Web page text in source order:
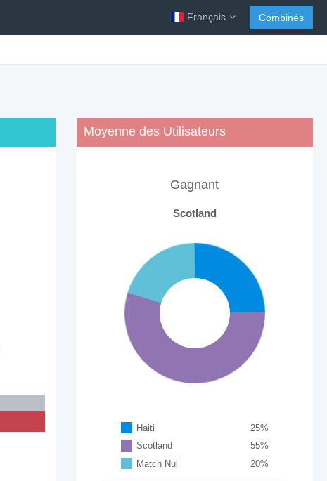
Français Combinés
Moyenne des Utilisateurs
Gagnant
Scotland
Haiti %
25
Scotland
%
55
Match Nul
%
20